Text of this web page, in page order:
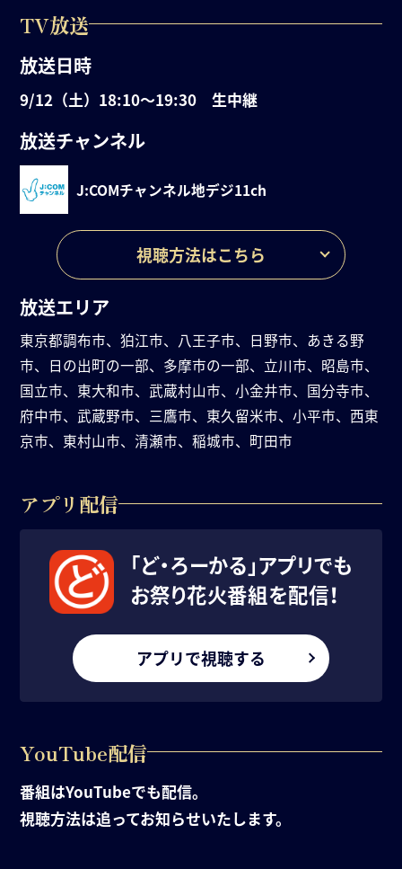
TV放送
放送日時
9/12（土）18:10〜19:30 生中継
放送チャンネル
J:COMチャンネル地デジ11ch
視聴方法はこちら
放送エリア
東京都調布市、狛江市、八王子市、日野市、あきる野
市、日の出町の一部、多摩市の一部、立川市、昭島市、
国立市、東大和市、武蔵村山市、小金井市、国分寺市、
府中市、武蔵野市、三鷹市、東久留米市、小平市、西東
京市、東村山市、清瀬市、稲城市、町田市
アプリ配信
「ど・ろーかる」アプリでも
お祭り花火番組を配信！
アプリで視聴する
YouTube配信
番組はYouTubeでも配信。
視聴方法は追ってお知らせいたします。